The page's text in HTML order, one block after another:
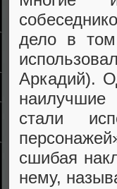
дело в
Аркадий).
стали
сшибая
нему,